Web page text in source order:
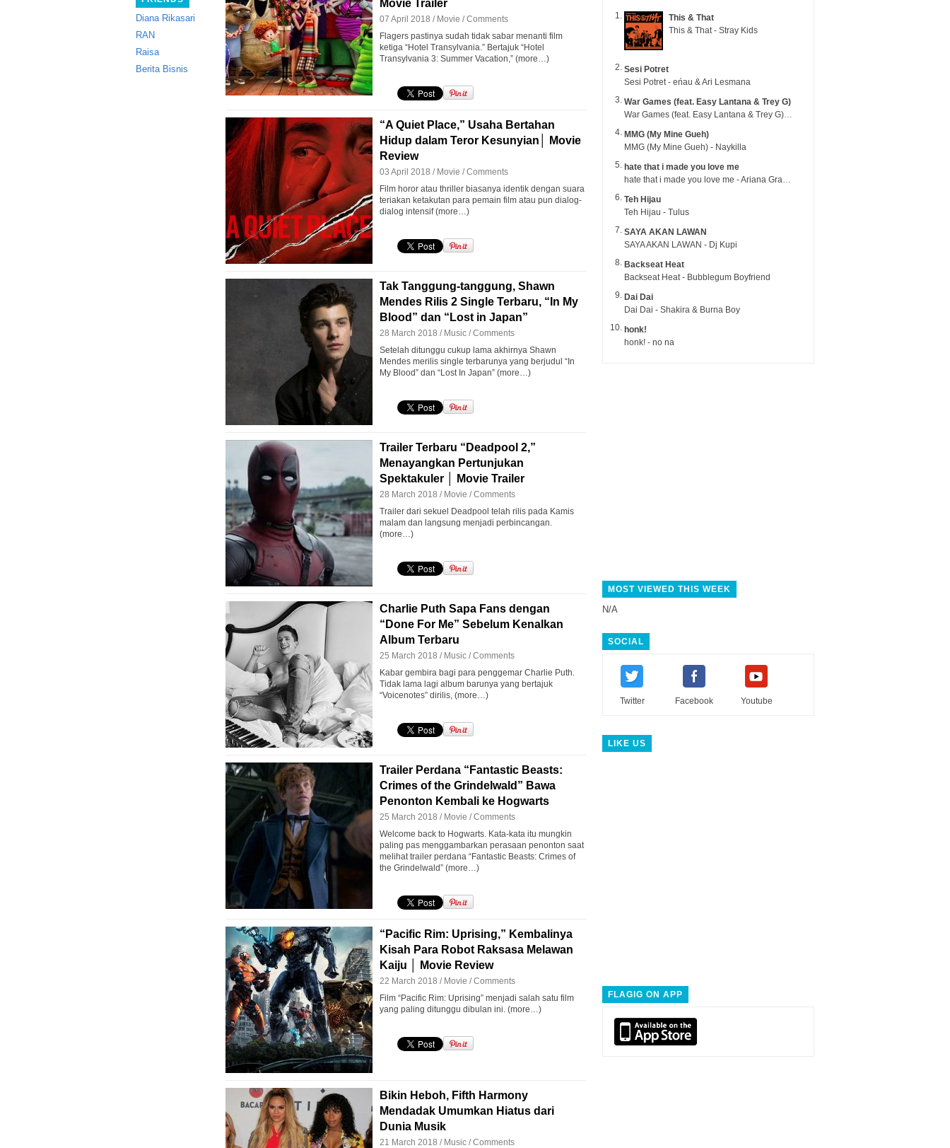
Diana Rikasari
RAN
Raisa
Berita Bisnis
Movie Trailer
07 April 2018 / Movie /Comments
Flagers pastinya sudah tidak sabar menanti film
ketiga “Hotel Transylvania.” Bertajuk “Hotel
Transylvania 3: Summer Vacation,” (more…)
“A Quiet Place,” Usaha Bertahan
Hidup dalam Teror Kesunyian│ Movie
Review
03 April 2018 / Movie /Comments
Film horor atau thriller biasanya identik dengan suara
teriakan ketakutan para pemain film atau pun dialog-
dialog intensif (more…)
Tak Tanggung-tanggung, Shawn
Mendes Rilis 2 Single Terbaru, “In My
Blood” dan “Lost in Japan”
28 March 2018 / Music /Comments
Setelah ditunggu cukup lama akhirnya Shawn
Mendes merilis single terbarunya yang berjudul “In
My Blood” dan “Lost In Japan” (more…)
Trailer Terbaru “Deadpool 2,”
Menayangkan Pertunjukan
Spektakuler │ Movie Trailer
28 March 2018 / Movie /Comments
Trailer dari sekuel Deadpool telah rilis pada Kamis
malam dan langsung menjadi perbincangan.
(more…)
Charlie Puth Sapa Fans dengan
“Done For Me” Sebelum Kenalkan
Album Terbaru
25 March 2018 / Music /Comments
Kabar gembira bagi para penggemar Charlie Puth.
Tidak lama lagi album barunya yang bertajuk
“Voicenotes” dirilis, (more…)
Trailer Perdana “Fantastic Beasts:
Crimes of the Grindelwald” Bawa
Penonton Kembali ke Hogwarts
25 March 2018 / Movie /Comments
Welcome back to Hogwarts. Kata-kata itu mungkin
paling pas menggambarkan perasaan penonton saat
melihat trailer perdana “Fantastic Beasts: Crimes of
the Grindelwald” (more…)
“Pacific Rim: Uprising,” Kembalinya
Kisah Para Robot Raksasa Melawan
Kaiju │ Movie Review
22 March 2018 / Movie /Comments
Film “Pacific Rim: Uprising” menjadi salah satu film
yang paling ditunggu dibulan ini. (more…)
Bikin Heboh, Fifth Harmony
Mendadak Umumkan Hiatus dari
Dunia Musik
21 March 2018 / Music /Comments
This & That
This & That - Stray Kids
Sesi Potret
Sesi Potret - eńau & Ari Lesmana
War Games (feat. Easy Lantana & Trey G)
War Games (feat. Easy Lantana & Trey G) - Trub
MMG (My Mine Gueh)
MMG (My Mine Gueh) - Naykilla
hate that i made you love me
hate that i made you love me - Ariana Grande
Teh Hijau
Teh Hijau - Tulus
SAYA AKAN LAWAN
SAYA AKAN LAWAN - Dj Kupi
Backseat Heat
Backseat Heat - Bubblegum Boyfriend
Dai Dai
Dai Dai - Shakira & Burna Boy
honk!
honk! - no na
MOST VIEWED THIS WEEK
N/A
SOCIAL
Twitter Facebook Youtube
LIKE US
FLAGIG ON APP